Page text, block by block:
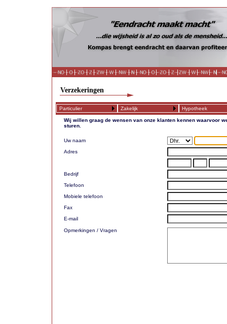
Verzekeringen
Particulier Zakelijk Hypotheek
Wij willen graag de wensen van onze klanten kennen waarvoor
sturen.
Uw naam
Adres
Bedrijf
Telefoon
Mobiele telefoon
Fax
E-mail
Opmerkingen / Vragen